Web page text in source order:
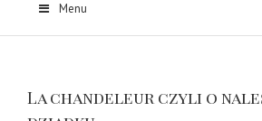
Menu
La chandeleur czyli o